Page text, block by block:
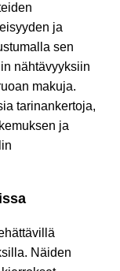
ja
sen
nähtävyyksiin
makuja.
tarinankertoja,
ja
Näiden